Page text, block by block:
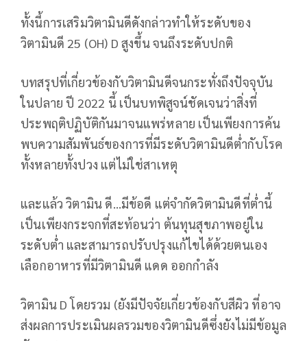
ทั้งนี้การเสริมวิตามินดีดังกล่าวทำให้ระดับของ
วิตามินดี 25 (OH) D สูงขึ้น จนถึงระดับปกติ
บทสรุปที่เกี่ยวข้องกับวิตามินดีจนกระทั่งถึงปัจจุบัน
ในปลาย ปี 2022 นี้ เป็นบทพิสูจน์ชัดเจนว่าสิ่งที่
ประพฤติปฏิบัติกันมาจนแพร่หลาย เป็นเพียงการค้น
พบความสัมพันธ์ของการที่มีระดับวิตามินดีต่ำกับโรค
ทั้งหลายทั้งปวง แต่ไม่ใช่สาเหตุ
และแล้ว วิตามิน ดี…มีข้อดี แต่จำกัดวิตามินดีที่ต่ำนี้
เป็นเพียงกระจกที่สะท้อนว่า ต้นทุนสุขภาพอยู่ใน
ระดับต่ำ และสามารถปรับปรุงแก้ไขได้ด้วยตนเอง
เลือกอาหารที่มีวิตามินดี แดด ออกกำลัง
วิตามิน D โดยรวม (ยังมีปัจจัยเกี่ยวข้องกับสีผิว ที่อาจ
ส่งผลการประเมินผลรวมของวิตามินดีซึ่งยังไม่มีข้อมูล